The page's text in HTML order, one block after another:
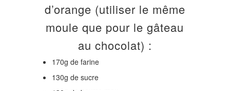
d’orange (utiliser le même
moule que pour le gâteau
au chocolat) :
170g de farine
130g de sucre